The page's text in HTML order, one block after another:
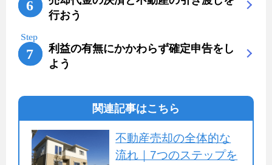
行おう
利益の有無にかかわらず確定申告をし
よう
関連記事はこちら
不動産売却の全体的な
流れ｜7つのステップを